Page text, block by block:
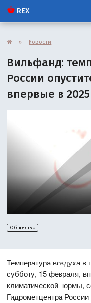
REX
» Новости
Вильфанд:
России
впервые в 2025
Общество
Температура воздуха в
субботу, 15 февраля,
климатической нормы,
Гидрометцентра России